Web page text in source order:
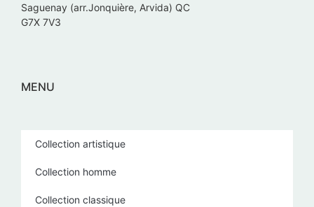
Saguenay (arr.Jonquière, Arvida) QC
G7X 7V3
MENU
Collection artistique
Collection homme
Collection classique